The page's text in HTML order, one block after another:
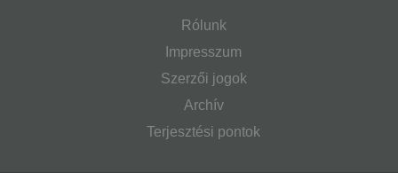
Rólunk
Impresszum
Szerzői jogok
Archív
Terjesztési pontok